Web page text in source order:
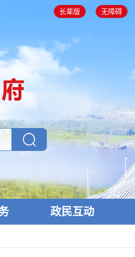
长辈版 无障碍
政民互动